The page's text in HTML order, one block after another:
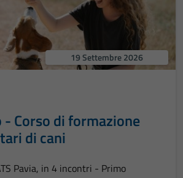
19 Settembre 2026
Corso di formazione
di cani
Pavia, in 4 incontri - Primo